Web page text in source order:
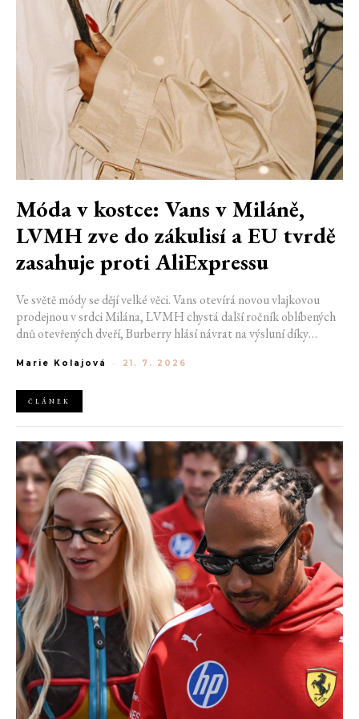
Móda v kostce: Vans v Miláně,
LVMH zve do zákulisí a EU tvrdě
zasahuje proti AliExpressu
Ve světě módy se dějí velké věci. Vans otevírá novou vlajkovou
prodejnou v srdci Milána, LVMH chystá další ročník oblíbených
dnů otevřených dveří, Burberry hlásí návrat na výsluní díky
AliExpress.
Marie Kolajová - 21. 7. 2026
ČLÁNEK